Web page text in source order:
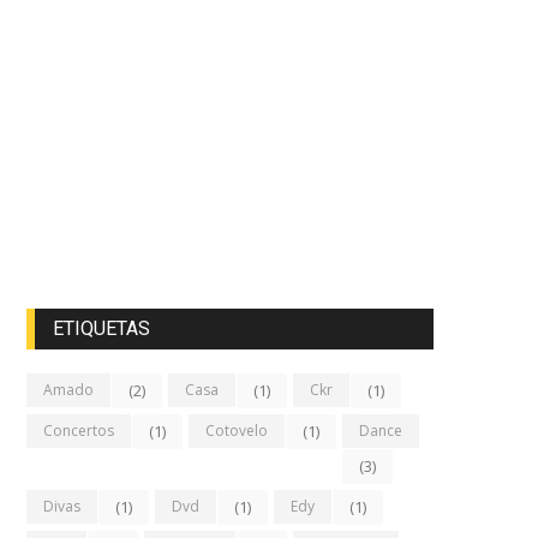
ETIQUETAS
Amado (2) Casa (1) Ckr (1)
Concertos (1) Cotovelo (1) Dance
(3)
Divas (1) Dvd (1) Edy (1)